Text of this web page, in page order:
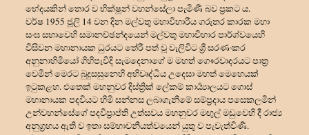
භේදයකින් තොර ව භික්ෂූන් වහන්සේලා පැමිණි බව ප්රකට ය.
වර්ෂ 1955 ජූලි 14 වන දින මල්වතු මහාවිහාරීය ගරුතර කාරක මහා
සංඝ සභාවෙහි සමානච්ඡන්දයෙන් මල්වතු මහාවිහාර පාර්ශ්වයෙහි
විසිවන මහානායක ධුරයට තේරී පත් වූ වැලිවිට ශ්රී සරණංකර
අනුනාහිමියෝ ගිහිපැවිදි සැමදෙනාගේ ම මහත් ගෞරවාදරයට පාත්ර
වෙමින් මෙරට බුදුසසුනෙහි අභිවෘද්ධිය උදෙසා මහත් මෙහෙයක්
ඉටුකළහ. එතෙක් මහනුවර දිස්ත්රික් ලේකම් කාර්යාලයට ගොස්
මහානායක පදවියට හිමි සන්නස ලබාගැනීමේ සම්ප්රදාය පසෙකලමින්
උන්වහන්සේගේ පදවිප්රාප්ති උත්සවය මහනුවර මඟුල් මඩුවෙහි දී රාජ්ය
අනුග්රහය ඇති ව ඉතා සම්භාවනීයත්වයෙන් යුතු ව පැවැත්විණි.